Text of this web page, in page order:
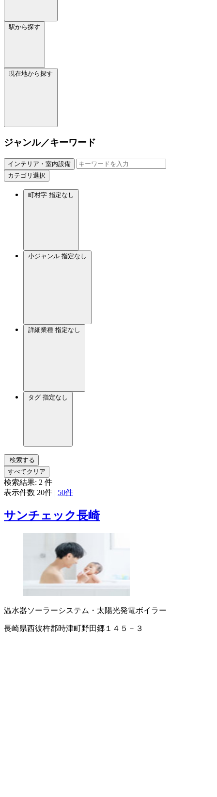
駅から探す
現在地から探す
ジャンル／キーワード
インテリア・室内設備
カテゴリ選択
町村字 指定なし
小ジャンル 指定なし
詳細業種 指定なし
タグ 指定なし
検索する
すべてクリア
検索結果: 2 件
表示件数 20件 | 50件
サンチェック長崎
温水器ソーラーシステム・太陽光発電ボイラー
長崎県西彼杵郡時津町野田郷１４５－３